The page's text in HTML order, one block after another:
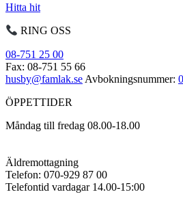
Hitta hit
RING OSS
08-751 25 00
Fax: 08-751 55 66
husby@famlak.se Avbokningsnummer:
ÖPPETTIDER
Måndag till fredag 08.00-18.00
Äldremottagning
Telefon: 070-929 87 00
Telefontid vardagar 14.00-15:00